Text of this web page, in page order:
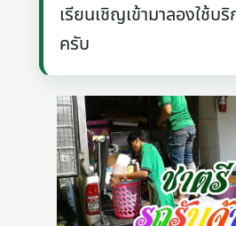
เรียนเชิญเข้ามาลองใช้บ
ครับ